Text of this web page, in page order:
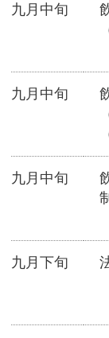
九月中旬
九月中旬
九月中旬
九月下旬